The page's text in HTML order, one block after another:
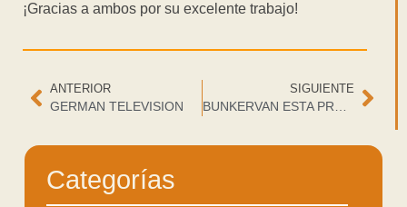
¡Gracias a ambos por su excelente trabajo!
ANTERIOR
GERMAN TELEVISION
SIGUIENTE
BUNKERVAN ESTA PRESENTE EN ITALIA
Categorías